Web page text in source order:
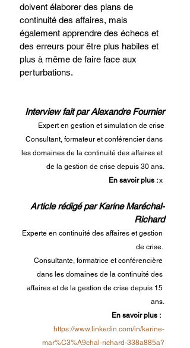
doivent élaborer des plans de
continuité des affaires, mais
également apprendre des échecs et
des erreurs pour être plus habiles et
plus à même de faire face aux
perturbations.
Interview fait par Alexandre Fournier
Expert en gestion et simulation de crise
Consultant, formateur et conférencier dans
les domaines de la continuité des affaires et
de la gestion de crise depuis 30 ans.
En savoir plus : x
Article rédigé par Karine Maréchal-
Richard
Experte en continuité des affaires et gestion
de crise.
Consultante, formatrice et conférencière
dans les domaines de la continuité des
affaires et de la gestion de crise depuis 15
ans.
En savoir plus :
https://www.linkedin.com/in/karine-
mar%C3%A9chal-richard-338a885a?